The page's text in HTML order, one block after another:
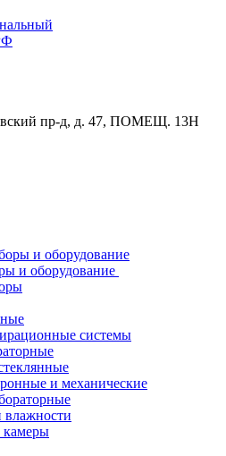
пр-д, д. 47, ПОМЕЩ. 13Н
и оборудование
системы
и механические
влажности
камеры